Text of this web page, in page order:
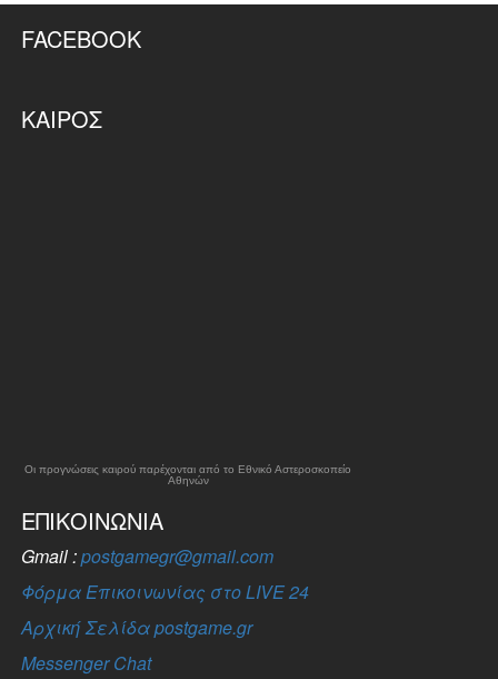
FACEBOOK
ΚΑΙΡΌΣ
Οι προγνώσεις καιρού παρέχονται από το Εθνικό Αστεροσκοπείο
Αθηνών
ΕΠΙΚΟΙΝΩΝΊΑ
Gmail :postgamegr@gmail.com
Φόρμα Επικοινωνίας στο LIVE 24
Αρχική Σελίδα postgame.gr
Messenger Chat